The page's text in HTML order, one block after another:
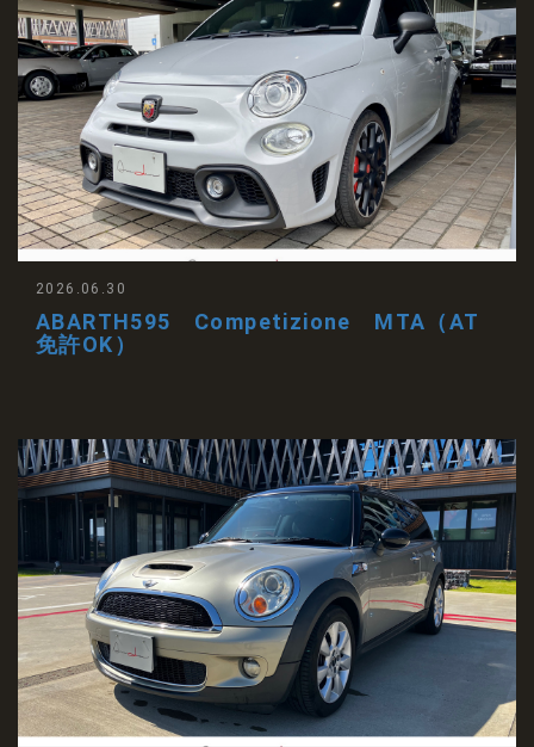
ABARTH595 Competizione MTA（AT
免許OK）
2026.06.30